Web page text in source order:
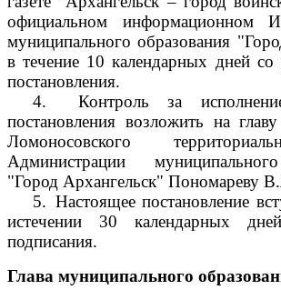
официальном информационном
муниципального образования
в течение 10 календарных дней со
постановления.
4.
Контроль за
постановления возложить на
Ломоносовского
Администрации
"Город Архангельск" Пономареву
5. Настоящее постановление
истечении 30 календарных
подписания.
Глава муниципального